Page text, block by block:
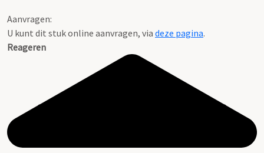
Aanvragen:
U kunt dit stuk online aanvragen, via deze pagina.
Reageren